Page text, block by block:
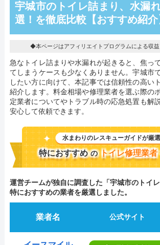
宇城市のトイレ詰まり、水漏
選！を徹底比較【おすすめ紹介
◆本ページはアフィリエイトプログラムによる収益
急なトイレ詰まりや水漏れが起きると、焦っ
てしまうケースも少なくありません。宇城市
したい方に向けて、本記事では信頼性の高い
紹介します。料金相場や修理業者を選ぶ際の
定業者についてやトラブル時の応急処置も解
安心して依頼できます。
水まわりのレスキューガイドが厳選
特におすすめ の トイレ修理業者
運営チームが独自に調査した「宇城市のトイレ
特におすすめの業者を厳選しました。
業者名 公式サイト